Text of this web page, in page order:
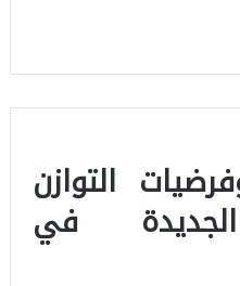
التوازن
الجديدة في